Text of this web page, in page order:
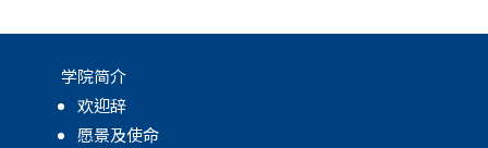
学院简介
欢迎辞
愿景及使命